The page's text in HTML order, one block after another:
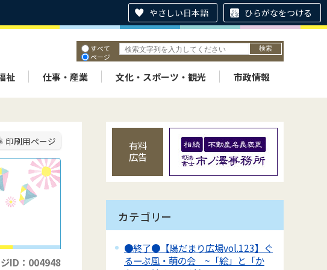
やさしい日本語 ひらがなをつける
すべて
ページ
祉 仕事・産業 文化・スポーツ・観光 市政情報
印刷用ページ
ID：004948
有料
広告
カテゴリー
●終了●【陽だまり広場vol.123】ぐ
るーぷ風・萌の会 ~「絵」と「か